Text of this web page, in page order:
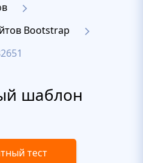
Bootstrap
шаблон
тест